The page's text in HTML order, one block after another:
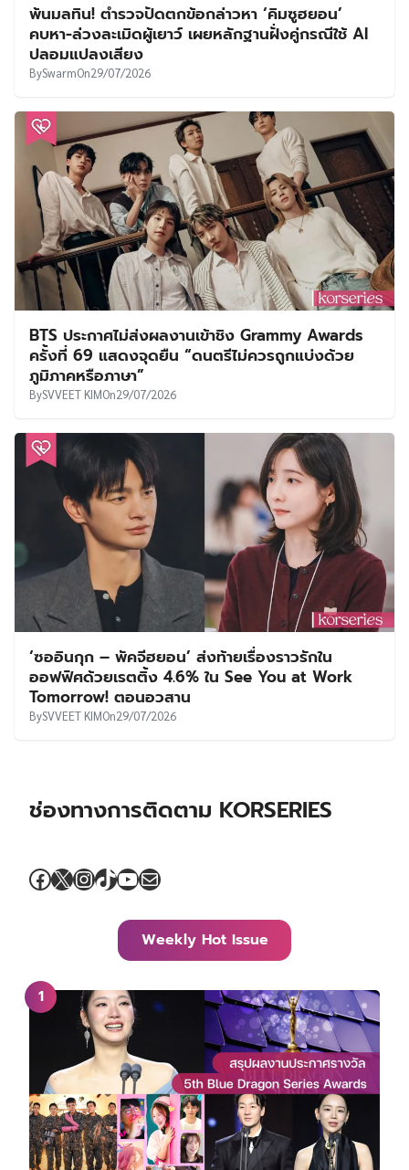
พ้นมลทิน! ตำรวจปัดตกข้อกล่าวหา ‘คิมซูฮยอน’
คบหา-ล่วงละเมิดผู้เยาว์ เผยหลักฐานฝั่งคู่กรณีใช้ AI
ปลอมแปลงเสียง
BySwarmOn29/07/2026
BTS ประกาศไม่ส่งผลงานเข้าชิง Grammy Awards
ครั้งที่ 69 แสดงจุดยืน “ดนตรีไม่ควรถูกแบ่งด้วย
ภูมิภาคหรือภาษา”
BySVVEET KIMOn29/07/2026
‘ซออินกุก – พัคจีฮยอน’ ส่งท้ายเรื่องราวรักใน
ออฟฟิศด้วยเรตติ้ง 4.6% ใน See You at Work
Tomorrow! ตอนอวสาน
BySVVEET KIMOn29/07/2026
ช่องทางการติดตาม KORSERIES
Facebook
X Instagram
TikTok
YouTube
Mail
Weekly Hot Issue